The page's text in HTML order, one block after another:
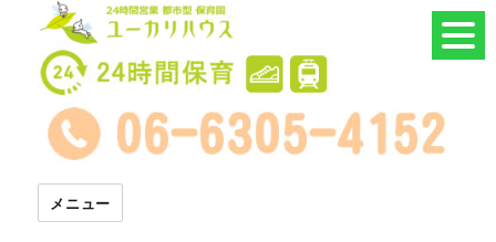
24時間託児所 ユーカリハウス
メニュー